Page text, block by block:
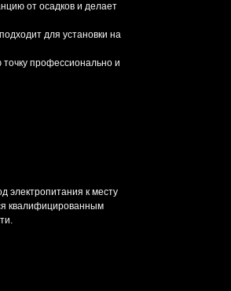
от осадков и делает
для установки на
профессионально и
электропитания к месту
квалифицированным